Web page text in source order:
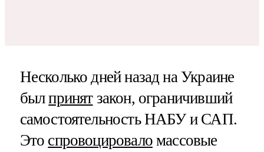
Несколько дней назад на Украине
былпринятзакон, ограничивший
самостоятельность НАБУ и САП.
Это спровоцироваломассовые